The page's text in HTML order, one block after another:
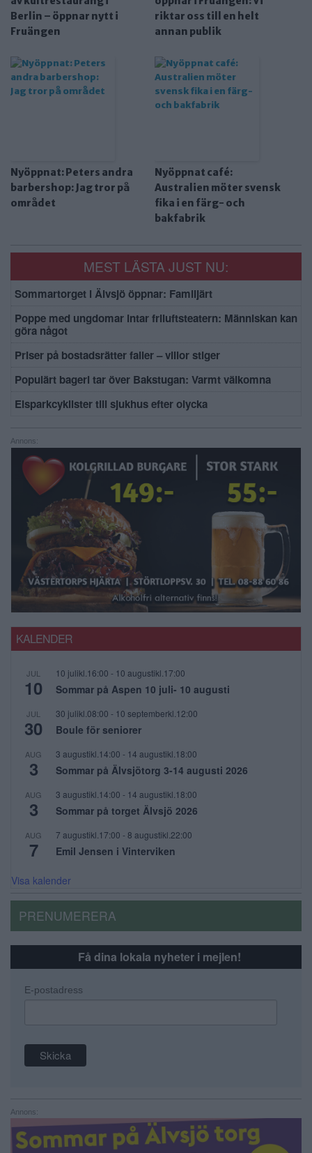
Berlin – öppnar nytt i
Fruängen
riktar oss till en helt
annan publik
Nyöppnat: Peters andra
barbershop: Jag tror på
området
Nyöppnat café:
Australien möter svensk
fika i en färg- och
bakfabrik
MEST LÄSTA JUST NU:
Sommartorget i Älvsjö öppnar: Familjärt
Poppe med ungdomar intar friluftsteatern: Människan kan
göra något
Priser på bostadsrätter faller – villor stiger
Populärt bageri tar över Bakstugan: Varmt välkomna
Elsparkcyklister till sjukhus efter olycka
Annons:
KALENDER
JUL
10
10 julikl.16:00 - 10 augustikl.17:00
Sommar på Aspen 10 juli- 10 augusti
JUL
30
30 julikl.08:00 - 10 septemberkl.12:00
Boule för seniorer
AUG
3
3 augustikl.14:00 - 14 augustikl.18:00
Sommar på Älvsjötorg 3-14 augusti 2026
AUG
3
3 augustikl.14:00 - 14 augustikl.18:00
Sommar på torget Älvsjö 2026
AUG
7
7 augustikl.17:00 - 8 augustikl.22:00
Emil Jensen i Vinterviken
Visa kalender
PRENUMERERA
Få dina lokala nyheter i mejlen!
E-postadress
Annons: